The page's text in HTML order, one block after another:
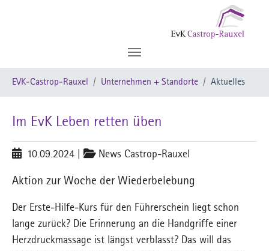
EVK-Castrop-Rauxel Unternehmen + Standorte Aktuelles
Im EvK Leben retten üben
10.09.2024 News Castrop-Rauxel
Aktion zur Woche der Wiederbelebung
Der Erste-Hilfe-Kurs für den Führerschein liegt schon
lange zurück? Die Erinnerung an die Handgriffe einer
Herzdruckmassage ist längst verblasst? Das will das